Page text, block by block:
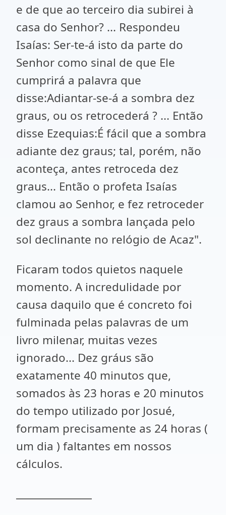
e de que ao terceiro dia subirei à
casa do Senhor? ... Respondeu
Isaías: Ser-te-á isto da parte do
Senhor como sinal de que Ele
cumprirá a palavra que
disse:Adiantar-se-á a sombra dez
graus, ou os retrocederá ? ... Então
disse Ezequias:É fácil que a sombra
adiante dez graus; tal, porém, não
aconteça, antes retroceda dez
graus... Então o profeta Isaías
clamou ao Senhor, e fez retroceder
dez graus a sombra lançada pelo
sol declinante no relógio de Acaz".
Ficaram todos quietos naquele
momento. A incredulidade por
causa daquilo que é concreto foi
fulminada pelas palavras de um
livro milenar, muitas vezes
ignorado... Dez gráus são
exatamente 40 minutos que,
somados às 23 horas e 20 minutos
do tempo utilizado por Josué,
formam precisamente as 24 horas (
um dia ) faltantes em nossos
cálculos.